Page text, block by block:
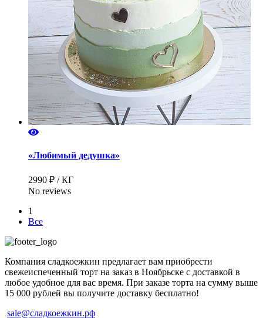
«Любимый дедушка»
2990 ₽ / КГ
No reviews
1
Все
Компания сладкоежкин предлагает вам приобрести
свежеиспеченный торт на заказ в Ноябрьске с доставкой в
любое удобное для вас время. При заказе торта на сумму выше
15 000 рублей вы получите доставку бесплатно!
sale@сладкоежкин.рф